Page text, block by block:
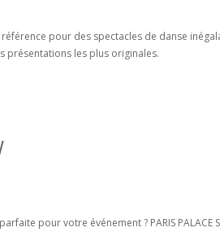
référence pour des spectacles de danse
présentations les plus originales.
pour votre événement ? PARIS